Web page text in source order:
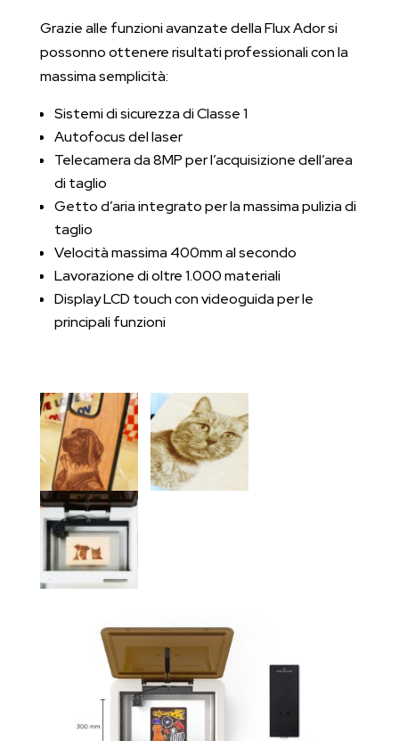
Grazie alle funzioni avanzate della Flux Ador si
possonno ottenere risultati professionali con la
massima semplicità:
Sistemi di sicurezza di Classe 1
Autofocus del laser
Telecamera da 8MP per l’acquisizione dell’area
di taglio
Getto d’aria integrato per la massima pulizia di
taglio
Velocità massima 400mm al secondo
Lavorazione di oltre 1.000 materiali
Display LCD touch con videoguida per le
principali funzioni